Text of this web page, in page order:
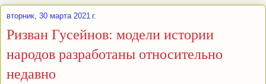
вторник, 30 марта 2021 г.
Ризван Гусейнов: модели истории
народов разработаны относительно
недавно